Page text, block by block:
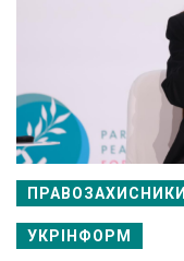
ПРАВОЗАХИСНИКИ
УКРІНФОРМ